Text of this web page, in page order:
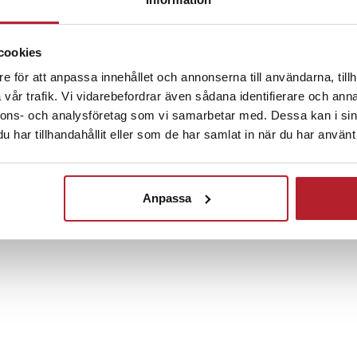
för att anpassa innehållet och annonserna till användarna,
trafik. Vi vidarebefordrar även sådana identifierare och
och analysföretag som vi samarbetar med. Dessa kan i
har tillhandahållit eller som de har samlat in när du har
Anpassa
stabil och enhetlig känsla. De
håller alla burkar på plats
yta på köksbänken. Det gör
samtidigt som det ger
cm gör att setet passar bra även
som alla kryddor hålls
Fortsätt att fynda
Hem & Trädgård Kökstillbehör